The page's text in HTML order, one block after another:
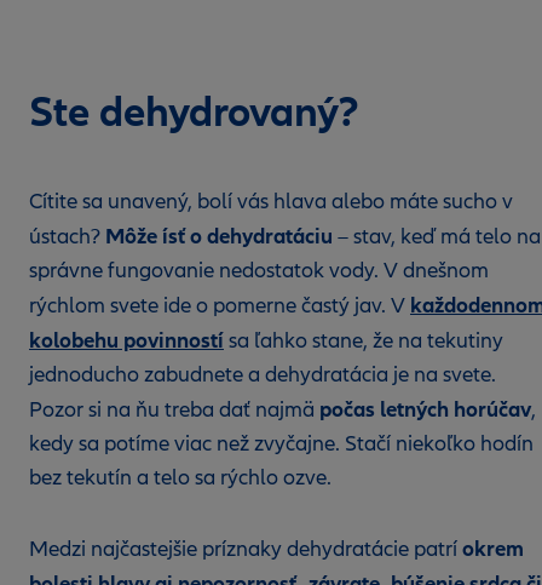
Ste dehydrovaný?
Cítite sa unavený, bolí vás hlava alebo máte sucho v
ústach? Môže ísť o dehydratáciu – stav, keď má telo na
správne fungovanie nedostatok vody. V dnešnom
rýchlom svete ide o pomerne častý jav. V
kolobehu povinnostísa ľahko stane, že na tekutiny
jednoducho zabudnete a dehydratácia je na svete.
Pozor si na ňu treba dať najmä počas letných horúčav,
kedy sa potíme viac než zvyčajne. Stačí niekoľko hodín
bez tekutín a telo sa rýchlo ozve.
Medzi najčastejšie príznaky dehydratácie patríokrem